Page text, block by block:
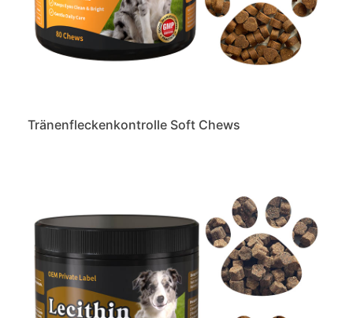
Tränenfleckenkontrolle Soft Chews